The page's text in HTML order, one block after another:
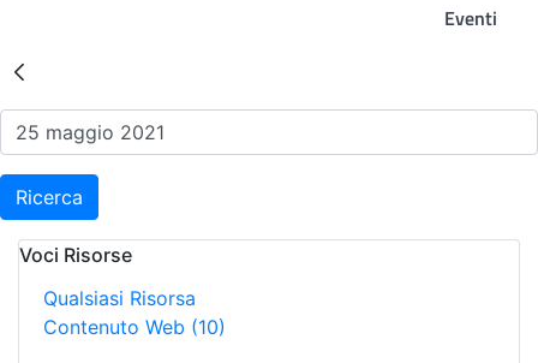
Eventi
Risultati della Ricerca -
Ricerca
Voci Risorse
Qualsiasi Risorsa
Contenuto Web (10)